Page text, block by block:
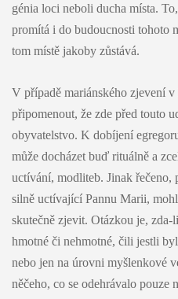
génia loci neboli ducha místa.
promítá i do budoucnosti tohoto
tom místě jakoby zůstává.
V případě mariánského zjevení
připomenout, že zde před touto
obyvatelstvo. K dobíjení
může docházet buď rituálně a
uctívání, modliteb. Jinak
silně uctívající Pannu Marii,
skutečně zjevit. Otázkou je, zda-
hmotné či nehmotné, čili jestli
nebo jen na úrovni myšlenkové
něčeho, co se odehrávalo pouze